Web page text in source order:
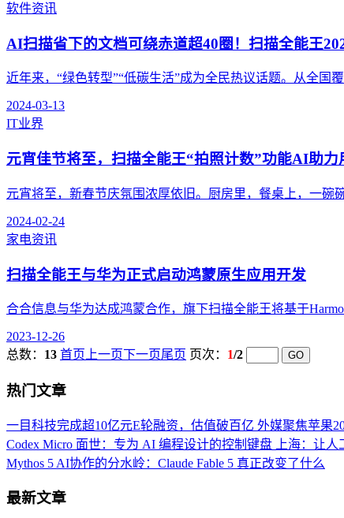
软件资讯
AI扫描省下的文档可绕赤道超40圈！扫描全能王
近年来，“绿色转型”“低碳生活”成为全民热议话题。从全国
2024-03-13
IT业界
元宵佳节将至，扫描全能王“拍照计数”功能AI助力
元宵将至，新春节庆氛围浓厚依旧。厨房里，餐桌上，一碗
2024-02-24
家电资讯
扫描全能王与华为正式启动鸿蒙原生应用开发
合合信息与华为达成鸿蒙合作，旗下扫描全能王将基于
2023-12-26
总数： 13 首页 上一页下一页尾页 页次： 1/2
热门文章
一目科技完成超10亿元E轮融资，估值破百亿 外媒聚焦苹果
Codex Micro 面世：专为 AI 编程设计的控制键盘
上海：让
Mythos 5 AI协作的分水岭：Claude Fable 5 真正改变了什么
最新文章